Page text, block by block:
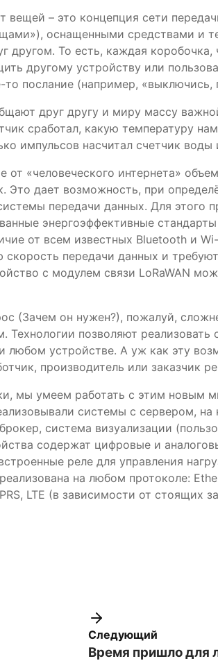
вещей – это концепция сети
оснащенными средствами и
другом. То есть, каждая коробочка,
другому устройству или
то послание (например, «выключись,
друг другу и миру массу
сработал, какую температуру
импульсов насчитал счетчик воды
от «человеческого интернета»
Это дает возможность, при
передачи данных. Для этого
энергоэффективные
от всем известных Bluetooth и
передачи данных и
с модулем связи LoRaWAN
(Зачем он нужен?), пожалуй,
Технологии позволяют реализовать
любом устройстве. А уж как эту
производитель или заказчик
мы умеем работать с этим новым
системы с сервером, на
система визуализации
содержат цифровые и
реле для управления
на любом протоколе:
LTE (в зависимости от стоящих
Следующий
Время пришло для